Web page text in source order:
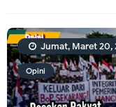
Opini
Jumat, Maret 20,